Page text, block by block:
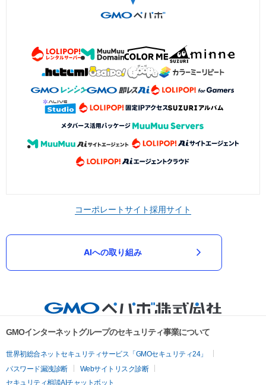
コーポレートサイト採用サイト
AIへの取り組み
GMOインターネットグループのセキュリティ事業について
世界初総合ネットセキュリティサービス「GMOセキュリティ24」
パスワード漏洩診断
Webサイトリスク診断
セキュリティ相談AIチャットボット